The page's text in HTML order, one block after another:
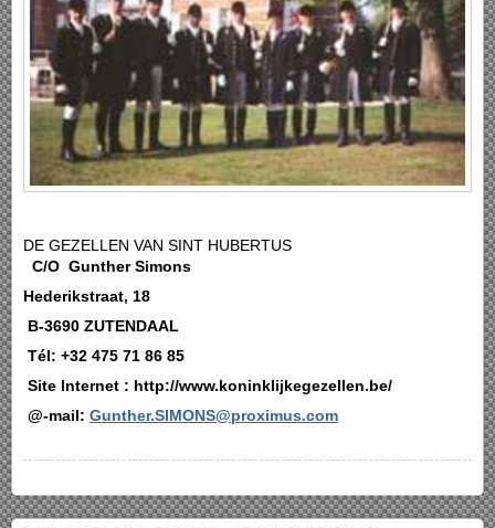
DE GEZELLEN VAN SINT HUBERTUS
C/O Gunther Simons
Hederikstraat, 18
B-3690 ZUTENDAAL
Tél: +32 475 71 86 85
Site Internet : http://www.koninklijkegezellen.be/
@-mail: Gunther.SIMONS@proximus.com